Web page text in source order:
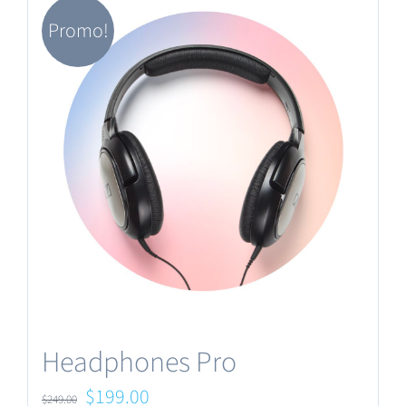
Promo!
Headphones Pro
$249.00 Le
$199.00